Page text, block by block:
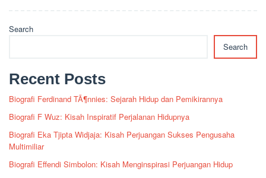
Search
Search
Recent Posts
Biografi Ferdinand TÃ¶nnies: Sejarah Hidup dan Pemikirannya
Biografi F Wuz: Kisah Inspiratif Perjalanan Hidupnya
Biografi Eka Tjipta Widjaja: Kisah Perjuangan Sukses Pengusaha
Multimiliar
Biografi Effendi Simbolon: Kisah Menginspirasi Perjuangan Hidup